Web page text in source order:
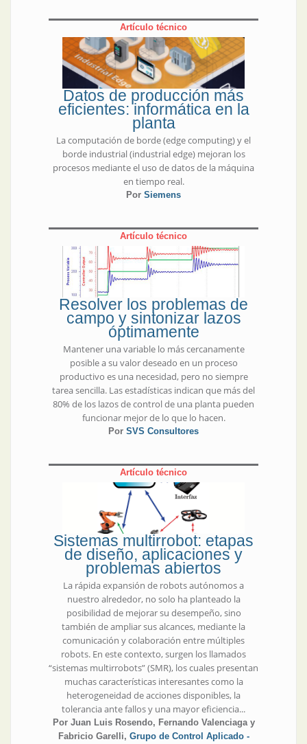
Artículo técnico
Datos de producción más
eficientes: informática en la
planta
La computación de borde (edge computing) y el
borde industrial (industrial edge) mejoran los
procesos mediante el uso de datos de la máquina
en tiempo real.
Por Siemens
Artículo técnico
Resolver los problemas de
campo y sintonizar lazos
óptimamente
Mantener una variable lo más cercanamente
posible a su valor deseado en un proceso
productivo es una necesidad, pero no siempre
tarea sencilla. Las estadísticas indican que más del
80% de los lazos de control de una planta pueden
funcionar mejor de lo que lo hacen.
Por SVS Consultores
Artículo técnico
Sistemas multirrobot: etapas
de diseño, aplicaciones y
problemas abiertos
La rápida expansión de robots autónomos a
nuestro alrededor, no solo ha planteado la
posibilidad de mejorar su desempeño, sino
también de ampliar sus alcances, mediante la
comunicación y colaboración entre múltiples
robots. En este contexto, surgen los llamados
“sistemas multirrobots” (SMR), los cuales presentan
muchas características interesantes como la
heterogeneidad de acciones disponibles, la
tolerancia ante fallos y una mayor eficiencia...
Por Juan Luis Rosendo, Fernando Valenciaga y
Fabricio Garelli, Grupo de Control Aplicado -